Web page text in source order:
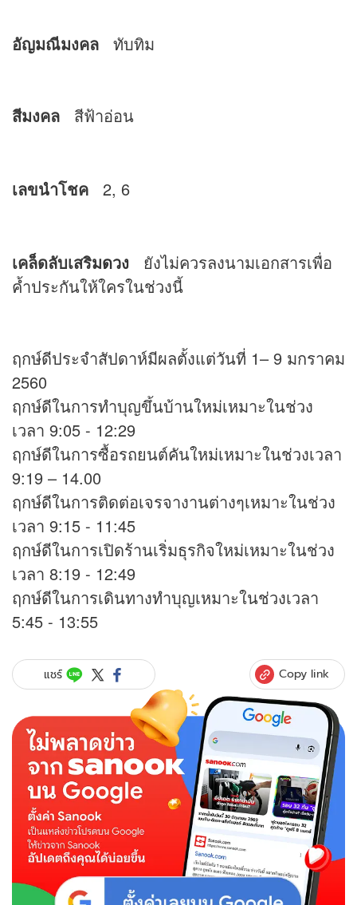
อัญมณีมงคล ทับทิม
สีมงคล สีฟ้าอ่อน
เลขนำโชค 2, 6
เคล็ดลับเสริมดวง ยังไม่ควรลงนามเอกสารเพื่อ
ค้ำประกันให้ใครในช่วงนี้
ฤกษ์ดีประจำสัปดาห์มีผลตั้งแต่วันที่ 1– 9 มกราคม
2560
ฤกษ์ดีในการทำบุญขึ้นบ้านใหม่เหมาะในช่วง
เวลา 9:05 - 12:29
ฤกษ์ดีในการซื้อรถยนต์คันใหม่เหมาะในช่วงเวลา
9:19 – 14.00
ฤกษ์ดีในการติดต่อเจรจางานต่างๆเหมาะในช่วง
เวลา 9:15 - 11:45
ฤกษ์ดีในการเปิดร้านเริ่มธุรกิจใหม่เหมาะในช่วง
เวลา 8:19 - 12:49
ฤกษ์ดีในการเดินทางทำบุญเหมาะในช่วงเวลา
5:45 - 13:55
แชร์ Copy link